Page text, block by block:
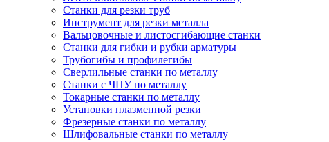
Станки для резки труб
Инструмент для резки металла
Вальцовочные и листосгибающие станки
Станки для гибки и рубки арматуры
Трубогибы и профилегибы
Сверлильные станки по металлу
Станки с ЧПУ по металлу
Токарные станки по металлу
Установки плазменной резки
Фрезерные станки по металлу
Шлифовальные станки по металлу